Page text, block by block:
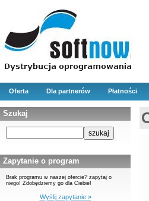
Oferta Dla partnerów Płatności
Szukaj
Zapytanie o program
Brak programu w naszej ofercie? zapytaj o
niego! Zdobędziemy go dla Ciebie!
Wyślij zapytanie »